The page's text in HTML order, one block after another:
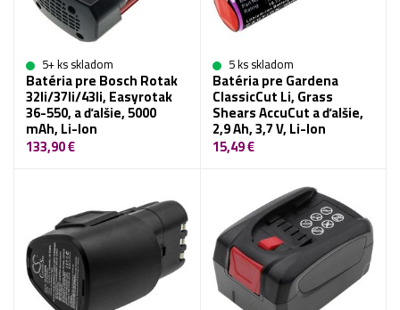
5+ ks skladom
Batéria pre Bosch Rotak
32li/37li/43li, Easyrotak
36-550, a ďalšie, 5000
mAh, Li-Ion
133,90 €
5 ks skladom
Batéria pre Gardena
ClassicCut Li, Grass
Shears AccuCut a ďalšie,
2,9 Ah, 3,7 V, Li-Ion
15,49 €